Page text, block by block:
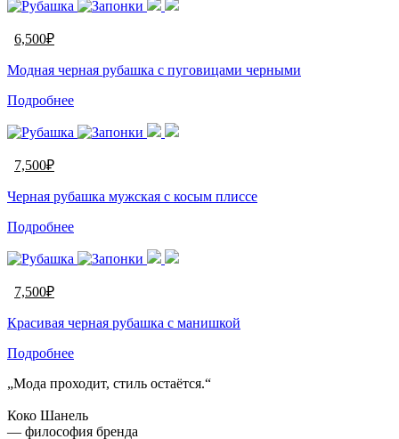
6,500₽
Модная черная рубашка с пуговицами черными
Подробнее
7,500₽
Черная рубашка мужская с косым плиссе
Подробнее
7,500₽
Красивая черная рубашка с манишкой
Подробнее
„Мода проходит, стиль остаётся.“
Коко Шанель
— философия бренда